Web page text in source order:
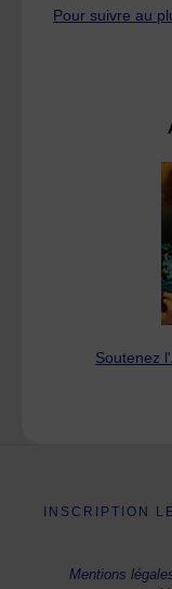
Pour suivre au
Soutenez
INSCRIPTION
Mentions